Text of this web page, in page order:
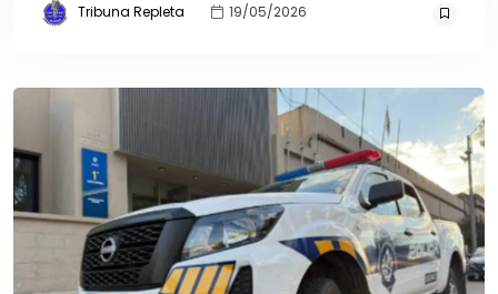
Tribuna Repleta 19/05/2026